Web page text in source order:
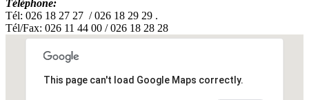
Téléphone:
Tél: 026 18 27 27 / 026 18 29 29 .
Tél/Fax: 026 11 44 00 / 026 18 28 28
This page can't load Google Maps correctly.